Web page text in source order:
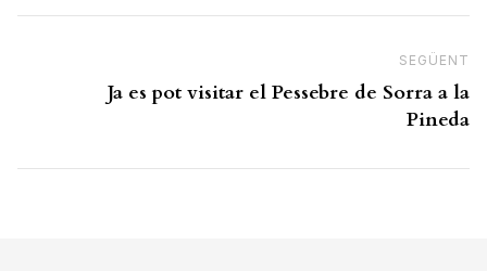
SEGÜENT
Ja es pot visitar el Pessebre de Sorra a la
Pineda